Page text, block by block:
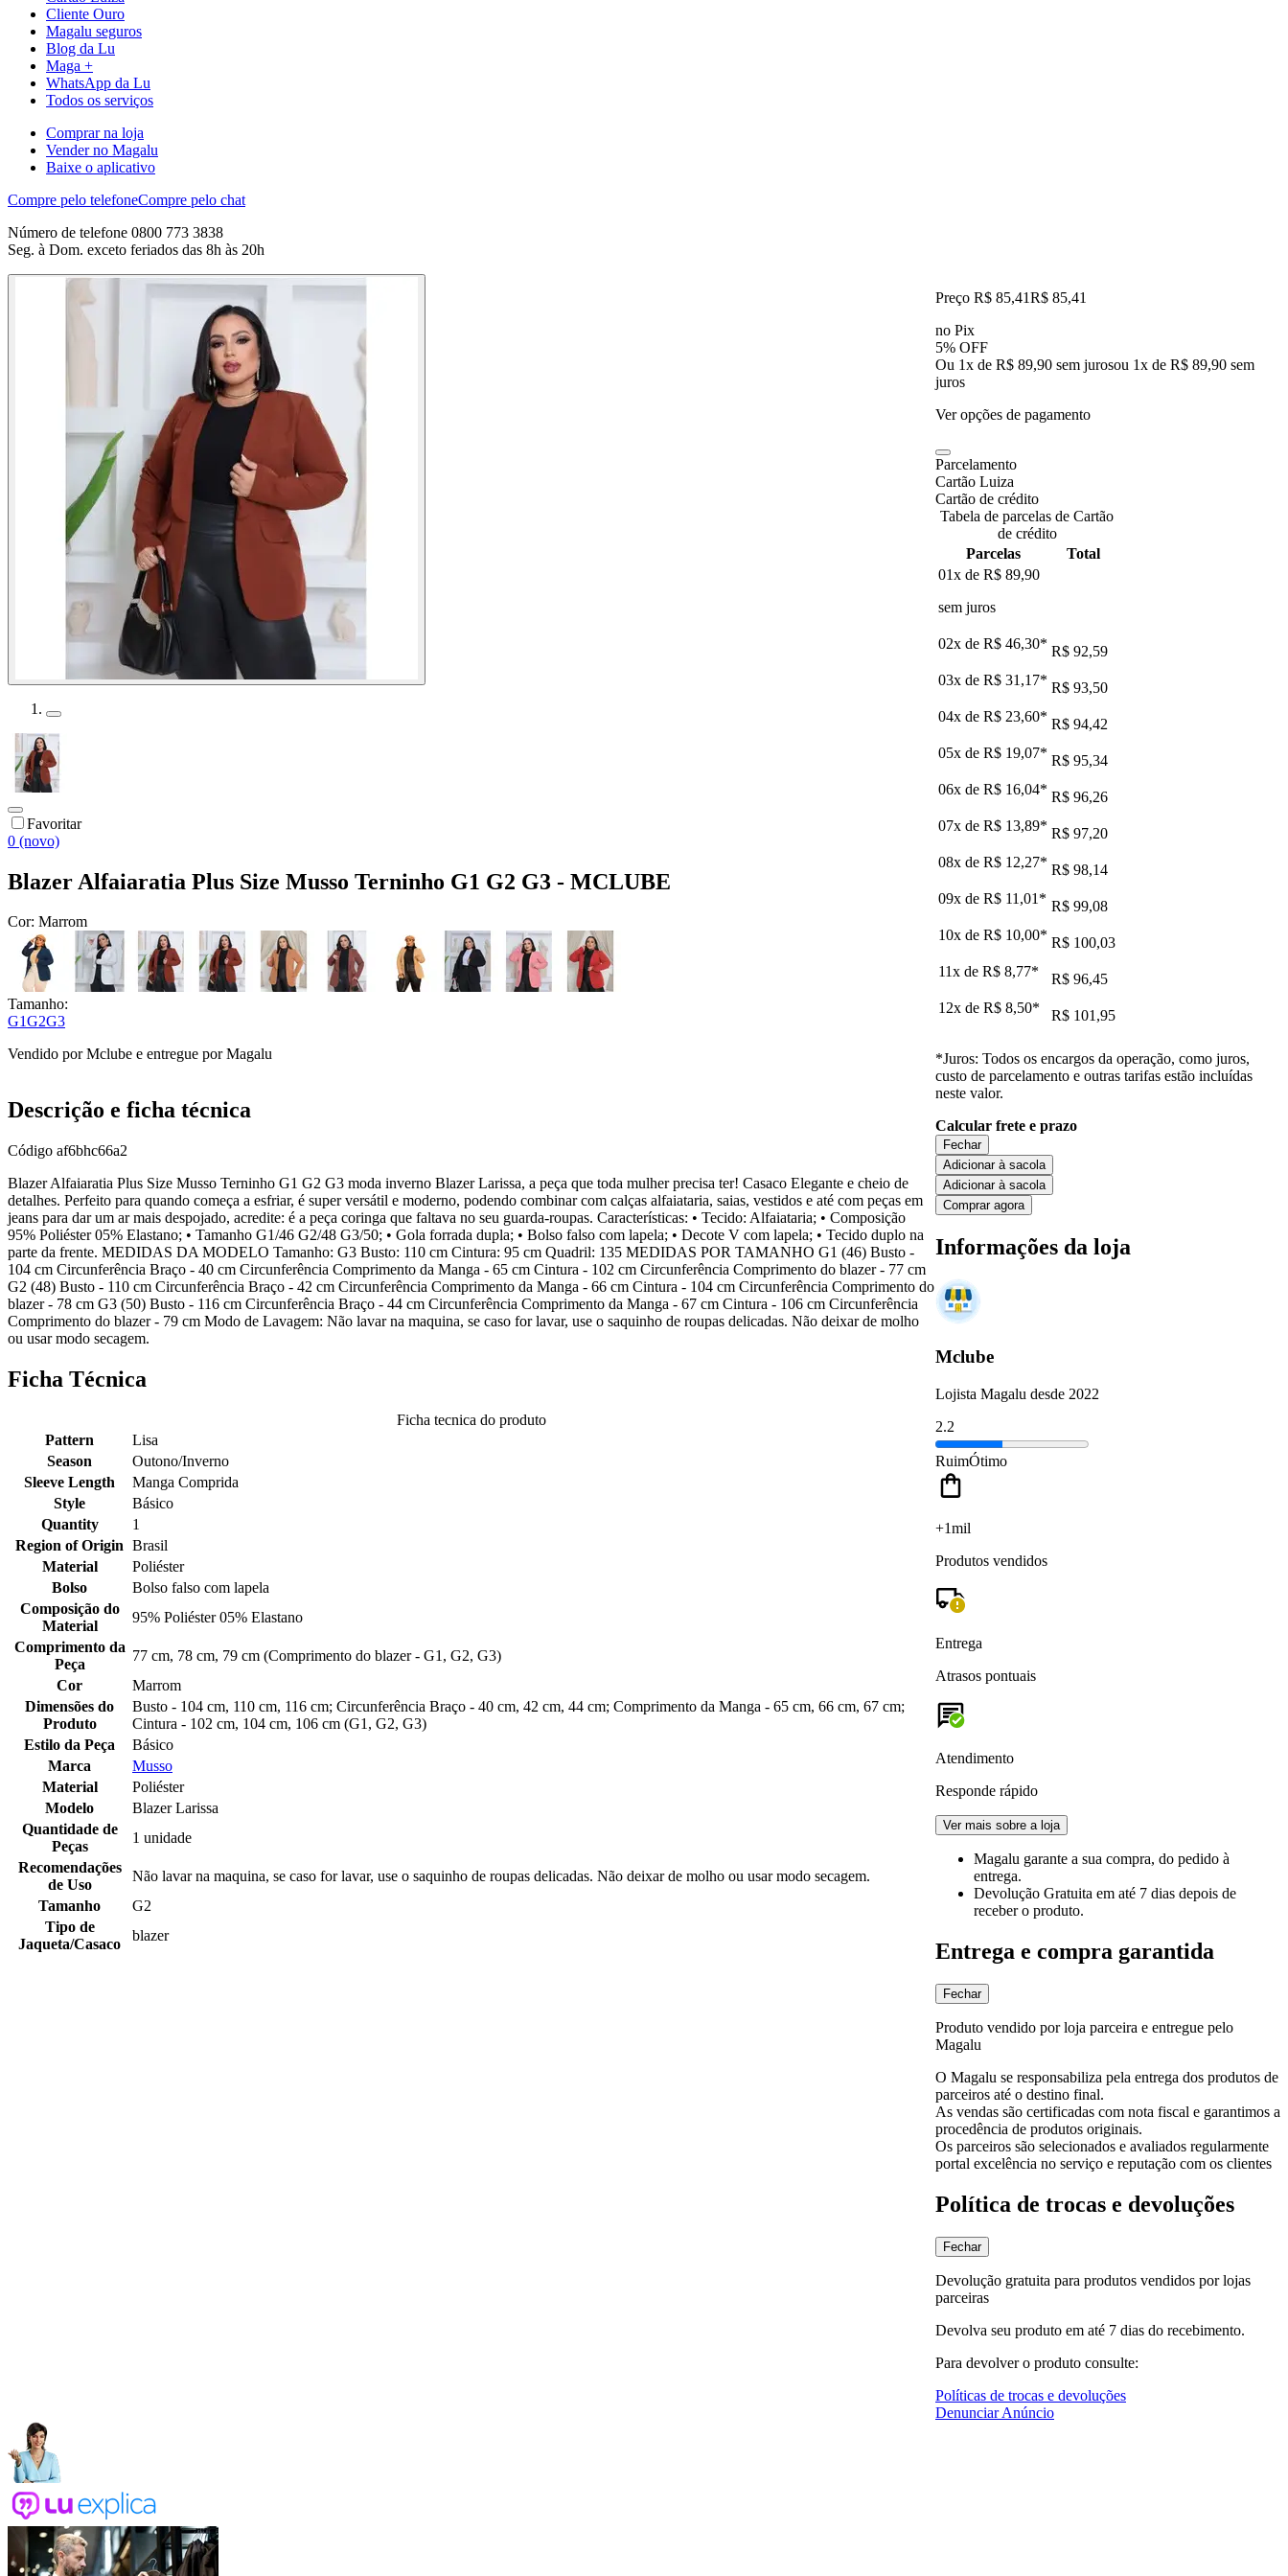
Cliente Ouro
Magalu seguros
Blog da Lu
Maga +
WhatsApp da Lu
Todos os serviços
Comprar na loja
Vender no Magalu
Baixe o aplicativo
Compre pelo telefoneCompre pelo chat
Número de telefone 0800 773 3838
Seg. à Dom. exceto feriados das 8h às 20h
Favoritar
0 (novo)
Blazer Alfaiaratia Plus Size Musso Terninho G1 G2 G3 - MCLUBE
Cor: Marrom
Tamanho:
G1G2G3
Vendido porMclube e entregue por Magalu
Preço R$ 85,41R$ 85,41
no Pix
5% OFF
Ou 1x de R$ 89,90 sem jurosou 1x de R$ 89,90 sem
juros
Ver opções de pagamento
Parcelamento
Cartão Luiza
Cartão de crédito
Tabela de parcelas de Cartão
de crédito
Parcelas
Total
01x de R$ 89,90
sem juros
02x de R$ 46,30* R$ 92,59
03x de R$ 31,17* R$ 93,50
04x de R$ 23,60* R$ 94,42
05x de R$ 19,07* R$ 95,34
06x de R$ 16,04* R$ 96,26
07x de R$ 13,89* R$ 97,20
08x de R$ 12,27* R$ 98,14
09x de R$ 11,01 * R$ 99,08
10x de R$ 10,00* R$ 100,03
11x de R$ 8,77*
R$ 96,45
12x de R$ 8,50* R$ 101,95
*Juros: Todos os encargos da operação, como juros,
custo de parcelamento e outras tarifas estão incluídas
neste valor.
Calcular frete e prazo
Fechar
Adicionar à sacola
Adicionar à sacola
Comprar agora
Informações da loja
Mclube
Lojista Magalu desde 2022
2.2
RuimÓtimo
+1mil
Produtos vendidos
Entrega
Atrasos pontuais
Atendimento
Responde rápido
Ver mais sobre a loja
Magalu garante a sua compra, do pedido à
entrega.
Devolução Gratuita em até 7 dias depois de
receber o produto.
Entrega e compra garantida
Fechar
Produto vendido por loja parceira e entregue pelo
Magalu
O Magalu se responsabiliza pela entrega dos produtos de
parceiros até o destino final.
As vendas são certificadas com nota fiscal e garantimos a
procedência de produtos originais.
Os parceiros são selecionados e avaliados regularmente
portal excelência no serviço e reputação com os clientes
Política de trocas e devoluções
Fechar
Devolução gratuita para produtos vendidos por lojas
parceiras
Devolva seu produto em até 7 dias do recebimento.
Para devolver o produto consulte:
Políticas de trocas e devoluções
Denunciar Anúncio
Descrição e ficha técnica
Código af6bhc66a2
Blazer Alfaiaratia Plus Size Musso Terninho G1 G2 G3 moda inverno Blazer Larissa, a peça que toda mulher precisa ter! Casaco Elegante e cheio de
detalhes. Perfeito para quando começa a esfriar, é super versátil e moderno, podendo combinar com calças alfaiataria, saias, vestidos e até com peças em
jeans para dar um ar mais despojado, acredite: é a peça coringa que faltava no seu guarda-roupas. Características: • Tecido: Alfaiataria; • Composição
95% Poliéster 05% Elastano; • Tamanho G1/46 G2/48 G3/50; • Gola forrada dupla; • Bolso falso com lapela; • Decote V com lapela; • Tecido duplo na
parte da frente. MEDIDAS DA MODELO Tamanho: G3 Busto: 110 cm Cintura: 95 cm Quadril: 135 MEDIDAS POR TAMANHO G1 (46) Busto -
104 cm Circunferência Braço - 40 cm Circunferência Comprimento da Manga - 65 cm Cintura - 102 cm Circunferência Comprimento do blazer - 77 cm
G2 (48) Busto - 110 cm Circunferência Braço - 42 cm Circunferência Comprimento da Manga - 66 cm Cintura - 104 cm Circunferência Comprimento do
blazer - 78 cm G3 (50) Busto - 116 cm Circunferência Braço - 44 cm Circunferência Comprimento da Manga - 67 cm Cintura - 106 cm Circunferência
Comprimento do blazer - 79 cm Modo de Lavagem: Não lavar na maquina, se caso for lavar, use o saquinho de roupas delicadas. Não deixar de molho
ou usar modo secagem.
Ficha Técnica
Ficha tecnica do produto
Pattern
Lisa
Season
Outono/Inverno
Sleeve Length
Manga Comprida
Style
Básico
Quantity
1
Region of Origin Brasil
Material
Poliéster
Bolso
Bolso falso com lapela
Composição do
Material
95% Poliéster 05% Elastano
Comprimento da
Peça
77 cm, 78 cm, 79 cm (Comprimento do blazer - G1, G2, G3)
Cor
Marrom
Dimensões do
Produto
Busto - 104 cm, 110 cm, 116 cm; Circunferência Braço - 40 cm, 42 cm, 44 cm; Comprimento da Manga - 65 cm, 66 cm, 67 cm;
Cintura - 102 cm, 104 cm, 106 cm (G1, G2, G3)
Estilo da Peça
Básico
Marca
Musso
Material
Poliéster
Modelo
Blazer Larissa
Quantidade de
Peças
1 unidade
Recomendações
de Uso
Não lavar na maquina, se caso for lavar, use o saquinho de roupas delicadas. Não deixar de molho ou usar modo secagem.
Tamanho
G2
Tipo de
Jaqueta/Casaco
blazer